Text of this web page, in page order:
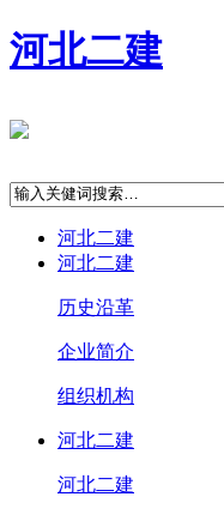
河北二建
河北二建
河北二建
历史沿革
企业简介
组织机构
河北二建
河北二建